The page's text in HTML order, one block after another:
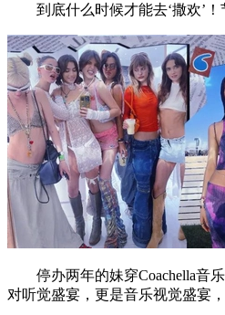
到底什么时候才能去‘撒欢’！
停办两年的妹穿Coachella音乐
对听觉盛宴，更是音乐视觉盛宴